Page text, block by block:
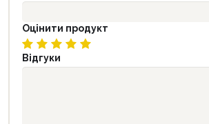
Оцінити продукт
Відгуки